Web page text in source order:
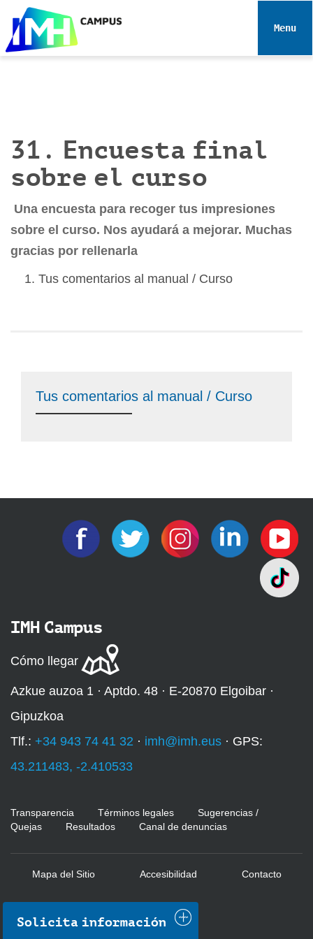
e
Toggle
31. Encuesta final
sobre el curso
Una encuesta para recoger tus impresiones
sobre el curso. Nos ayudará a mejorar. Muchas
gracias por rellenarla
Tus comentarios al manual / Curso
Tus comentarios al manual / Curso
Solicita información
IMH Campus
Cómo llegar
Azkue auzoa 1 · Aptdo. 48 · E-20870 Elgoibar ·
Gipuzkoa
Tlf.: +34 943 74 41 32 · imh@imh.eus · GPS:
43.211483, -2.410533
Transparencia Términos legales
Sugerencias /
Quejas
Resultados Canal de denuncias
Mapa del Sitio Accesibilidad Contacto